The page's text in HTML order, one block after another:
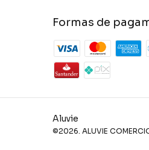
Formas de
Aluvie
©2026. ALUVIE